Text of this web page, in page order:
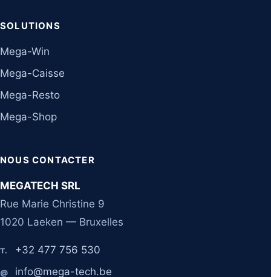
SOLUTIONS
Mega-Win
Mega-Caisse
Mega-Resto
Mega-Shop
NOUS CONTACTER
MEGATECH SRL
Rue Marie Christine 9
1020 Laeken — Bruxelles
T. +32 477 756 530
@ info@mega-tech.be